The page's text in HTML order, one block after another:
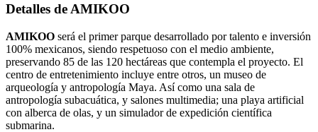
Detalles de AMIKOO
AMIKOO será el primer parque desarrollado por talento e inversión
100% mexicanos, siendo respetuoso con el medio ambiente,
preservando 85 de las 120 hectáreas que contempla el proyecto. El
centro de entretenimiento incluye entre otros, un museo de
arqueología y antropología Maya. Así como una sala de
antropología subacuática, y salones multimedia; una playa artificial
con alberca de olas, y un simulador de expedición científica
submarina.